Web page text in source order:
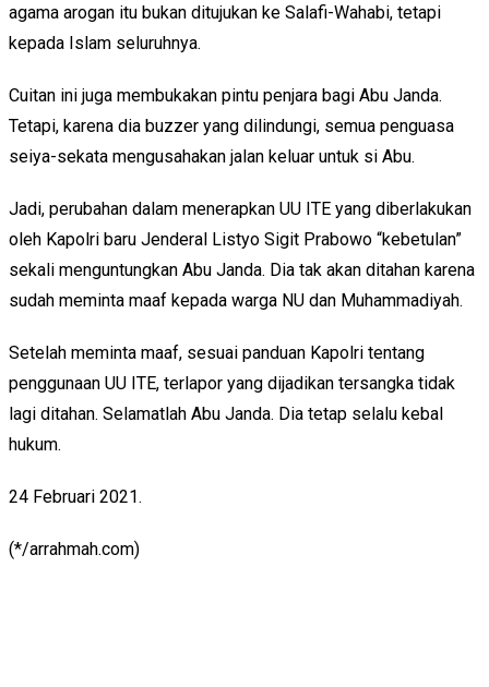
agama arogan itu bukan ditujukan ke Salafi-Wahabi, tetapi
kepada Islam seluruhnya.
Cuitan ini juga membukakan pintu penjara bagi Abu Janda.
Tetapi, karena dia buzzer yang dilindungi, semua penguasa
seiya-sekata mengusahakan jalan keluar untuk si Abu.
Jadi, perubahan dalam menerapkan UU ITE yang diberlakukan
oleh Kapolri baru Jenderal Listyo Sigit Prabowo “kebetulan”
sekali menguntungkan Abu Janda. Dia tak akan ditahan karena
sudah meminta maaf kepada warga NU dan Muhammadiyah.
Setelah meminta maaf, sesuai panduan Kapolri tentang
penggunaan UU ITE, terlapor yang dijadikan tersangka tidak
lagi ditahan. Selamatlah Abu Janda. Dia tetap selalu kebal
hukum.
24 Februari 2021.
(*/arrahmah.com)